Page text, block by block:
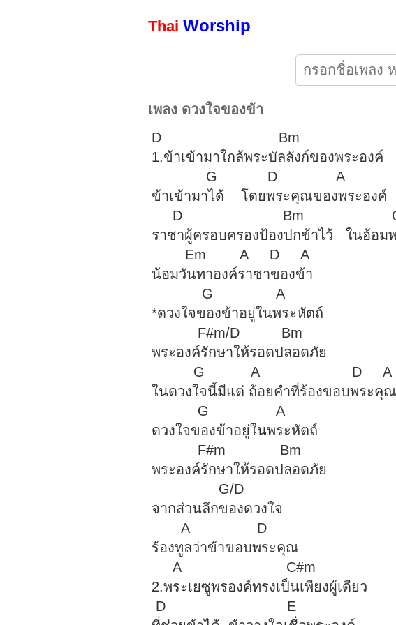
Thai Worship
เพลง ดวงใจของข้า
D
1.ข้าเข้ามาใกล้พระบัลลังก์ขอ
G D
ข้าเข้ามาได้ โดยพระคุณขอ
D Bm
ราชาผู้ครอบครองป้องปกข้าไ
Em A D
น้อมวันทาองค์ราชาของข้า
G A
*ดวงใจของข้าอยู่ในพระหัต
F#m/D
พระองค์รักษาให้รอดปลอด
G A
ในดวงใจนี้มีแต่ ถ้อยคำที่ร้อง
G A
ดวงใจของข้าอยู่ในพระหัต
F#m Bm
พระองค์รักษาให้รอดปลอด
G/D
จากส่วนลึกของดวงใจ
A D
ร้องทูลว่าข้าขอบพระคุณ
A C#m
2.พระเยซูพรองค์ทรงเป็น
D E